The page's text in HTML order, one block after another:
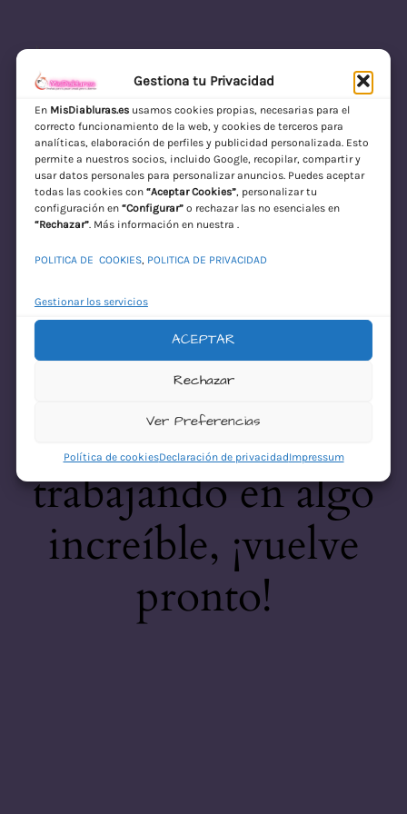
Gestiona tu Privacidad
En MisDiabluras.esusamos cookies propias, necesarias para el
correcto funcionamiento de la web, y cookies de terceros para
analíticas, elaboración de perfiles y publicidad personalizada. Esto
permite a nuestros socios, incluido Google, recopilar, compartir y
usar datos personales para personalizar anuncios. Puedes aceptar
todas las cookies con “Aceptar Cookies”, personalizar tu
configuración en “Configurar”o rechazar las no esenciales en
“Rechazar”. Más información en nuestra .
POLITICA DE COOKIES, POLITICA DE PRIVACIDAD
Gestionar los servicios
ACEPTAR
Rechazar
Ver Preferencias
Política de cookiesDeclaración de privacidadImpressum
MisDiabluras | Sexshop Online con Envío
Discreto en España
Acceder
¡Disculpa este
desastre! Estamos
trabajando en algo
increíble, ¡vuelve
pronto!